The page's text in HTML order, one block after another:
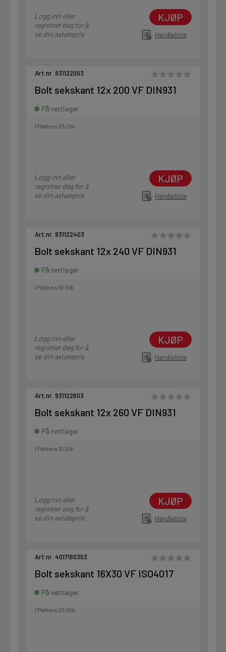
Logg inn eller
registrer deg for å
se din avtalepris
KJØP
Handleliste
Art.nr. 931122003
Bolt sekskant 12x 200 VF DIN931
På nettlager
1 Pakke a 25 Stk
Logg inn eller
registrer deg for å
se din avtalepris
KJØP
Handleliste
Art.nr. 931122403
Bolt sekskant 12x 240 VF DIN931
På nettlager
1 Pakke a 10 Stk
Logg inn eller
registrer deg for å
se din avtalepris
KJØP
Handleliste
Art.nr. 931122603
Bolt sekskant 12x 260 VF DIN931
På nettlager
1 Pakke a 10 Stk
Logg inn eller
registrer deg for å
se din avtalepris
KJØP
Handleliste
Art.nr. 4017160303
Bolt sekskant 16X30 VF ISO4017
På nettlager
1 Pakke a 25 Stk